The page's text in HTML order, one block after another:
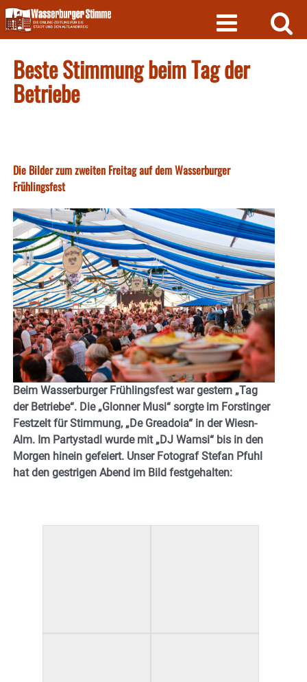
Skip
to
content
Beste Stimmung beim Tag der
Betriebe
Die Bilder zum zweiten Freitag auf dem Wasserburger
Frühlingsfest
Beim Wasserburger Frühlingsfest war gestern „Tag
der Betriebe“. Die „Glonner Musi“ sorgte im Forstinger
Festzelt für Stimmung, „De Greadoia“ in der Wiesn-
Alm. Im Partystadl wurde mit „DJ Wamsi“ bis in den
Morgen hinein gefeiert. Unser Fotograf Stefan Pfuhl
hat den gestrigen Abend im Bild festgehalten: